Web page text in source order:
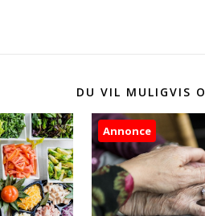
DU VIL MULIGVIS
Annonce